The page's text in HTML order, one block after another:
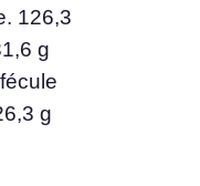
126,3
g
g